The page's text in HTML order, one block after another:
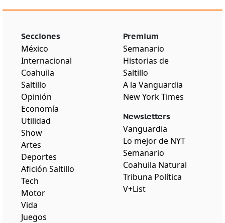
Secciones
México
Internacional
Coahuila
Saltillo
Opinión
Economía
Utilidad
Show
Artes
Deportes
Afición Saltillo
Tech
Motor
Vida
Juegos
Premium
Semanario
Historias de
Saltillo
A la Vanguardia
New York Times
Newsletters
Vanguardia
Lo mejor de NYT
Semanario
Coahuila Natural
Tribuna Política
V+List